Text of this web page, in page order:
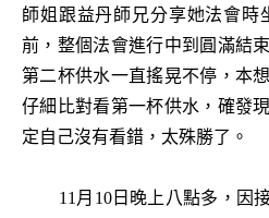
師姐跟益丹師兄分享她法會時
前，整個法會進行中到圓滿結
第二杯供水一直搖晃不停，本
仔細比對看第一杯供水，確發
定自己沒有看錯，太殊勝了。
11月10日晚上八點多，因接